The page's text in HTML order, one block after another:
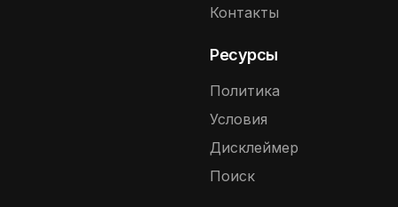
Контакты
Ресурсы
Политика
Условия
Дисклеймер
Поиск